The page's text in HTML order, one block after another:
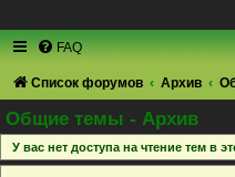
FAQ
Список форумов Архив
Общие темы - Архив
У вас нет доступа на чтение тем в